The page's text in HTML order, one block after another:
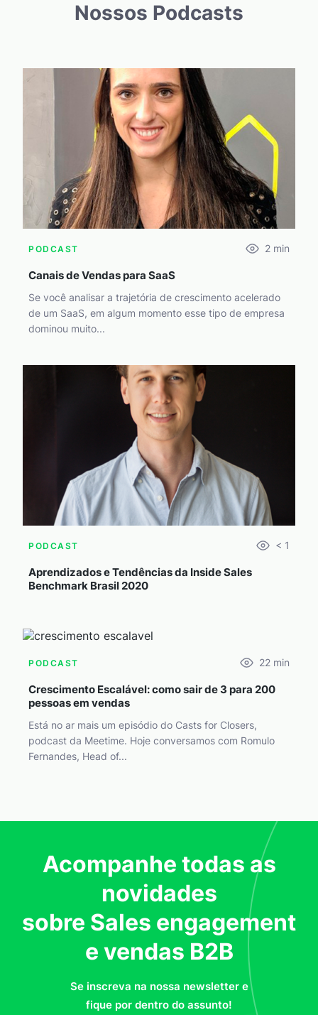
Nossos Podcasts
PODCAST 2 min
Canais de Vendas para SaaS
Se você analisar a trajetória de crescimento acelerado
de um SaaS, em algum momento esse tipo de empresa
dominou muito...
PODCAST < 1
Aprendizados e Tendências da Inside Sales
Benchmark Brasil 2020
PODCAST 22 min
Crescimento Escalável: como sair de 3 para 200
pessoas em vendas
Está no ar mais um episódio do Casts for Closers,
podcast da Meetime. Hoje conversamos com Romulo
Fernandes, Head of...
Acompanhe todas as
novidades
sobre Sales engagement
e vendas B2B
Se inscreva na nossa newsletter e
fique por dentro do assunto!